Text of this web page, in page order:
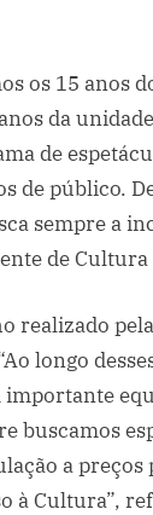
os 15 anos
da
de
de público.
sempre a
de Cultura
realizado
longo
buscamos
a
à Cultura”,